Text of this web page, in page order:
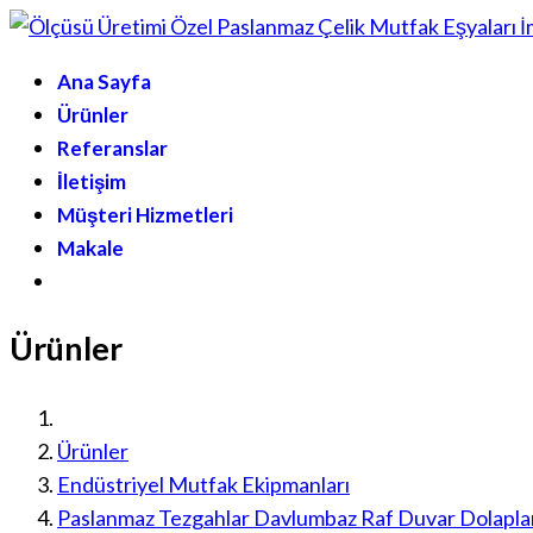
Ana Sayfa
Ürünler
Referanslar
İletişim
Müşteri Hizmetleri
Makale
Ürünler
Ürünler
Endüstriyel Mutfak Ekipmanları
Paslanmaz Tezgahlar Davlumbaz Raf Duvar